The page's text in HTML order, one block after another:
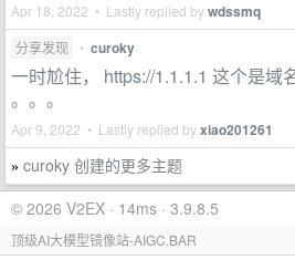
Apr 18, 2022 • Lastly replied bywdssmq
分享发现 • curoky
一时尬住， https://1.1.1.1 这个是域
。。。
Apr 9, 2022 • Lastly replied byxiao201261
» curoky 创建的更多主题
© 2026 V2EX · 14ms · 3.9.8.5
顶级AI大模型镜像站-AIGC.BAR